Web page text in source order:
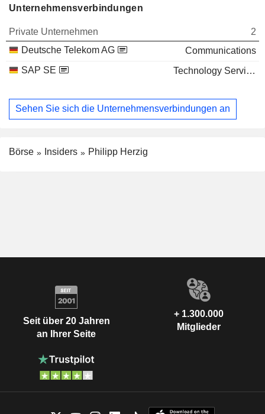
Unternehmensverbindungen
Private Unternehmen
2
Deutsche Telekom AG
Communications
SAP SE
Technology Services
Sehen Sie sich die Unternehmensverbindungen an
Börse Insiders Philipp Herzig
Seit über 20 Jahren
an Ihrer Seite
+ 1.300.000
Mitglieder